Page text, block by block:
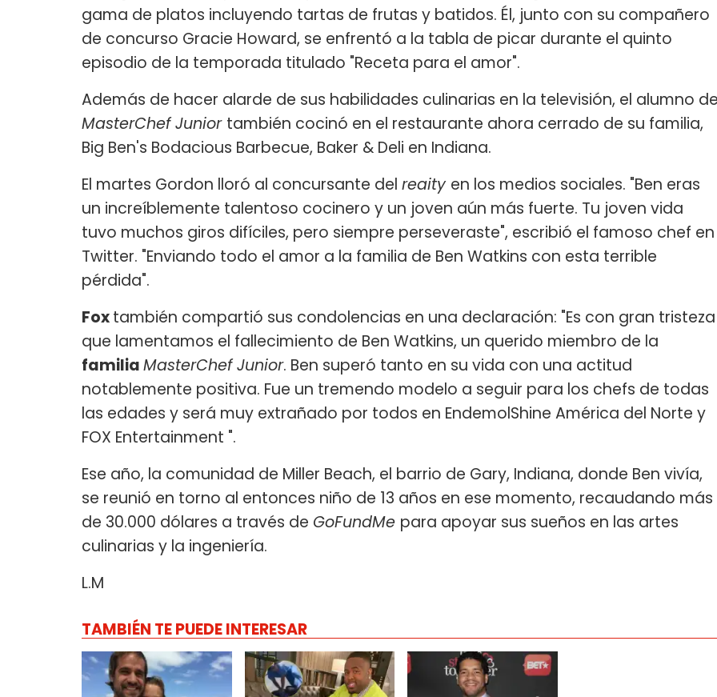
gama de platos incluyendo tartas de frutas y batidos. Él, junto con su compañero
de concurso Gracie Howard, se enfrentó a la tabla de picar durante el quinto
episodio de la temporada titulado "Receta para el amor".
Además de hacer alarde de sus habilidades culinarias en la televisión, el alumno
MasterChef Junior también cocinó en el restaurante ahora cerrado de su familia,
Big Ben's Bodacious Barbecue, Baker & Deli en Indiana.
El martes Gordon lloró al concursante del reaity en los medios sociales. "Ben eras
un increíblemente talentoso cocinero y un joven aún más fuerte. Tu joven vida
tuvo muchos giros difíciles, pero siempre perseveraste", escribió el famoso chef en
Twitter. "Enviando todo el amor a la familia de Ben Watkins con esta terrible
pérdida".
Foxtambién compartió sus condolencias en una declaración: "Es con gran tristeza
que lamentamos el fallecimiento de Ben Watkins, un querido miembro de la
familiaMasterChef Junior. Ben superó tanto en su vida con una actitud
notablemente positiva. Fue un tremendo modelo a seguir para los chefs de todas
las edades y será muy extrañado por todos en EndemolShine América del Norte y
FOX Entertainment ".
Ese año, la comunidad de Miller Beach, el barrio de Gary, Indiana, donde Ben vivía,
se reunió en torno al entonces niño de 13 años en ese momento, recaudando más
de 30.000 dólares a través de GoFundMe para apoyar sus sueños en las artes
culinarias y la ingeniería.
L.M
TAMBIÉN TE PUEDE INTERESAR